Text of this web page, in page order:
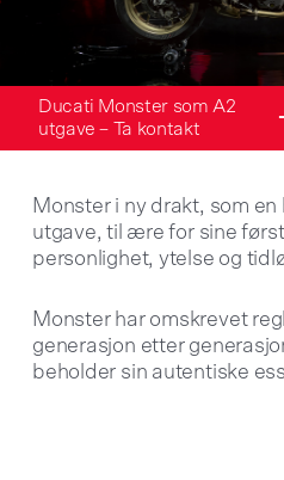
Ducati Monster som A2
utgave – Ta kontakt
Monster i ny drakt, som
utgave, til ære for sine
personlighet, ytelse og
Monster har omskrevet
generasjon etter
beholder sin autentiske